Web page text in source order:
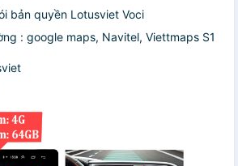
bản quyền Lotusviet Voci
: google maps, Navitel, Viettmaps S1